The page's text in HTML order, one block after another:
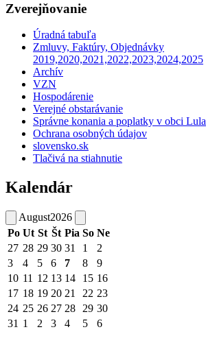
Zverejňovanie
Úradná tabuľa
Zmluvy, Faktúry, Objednávky
2019,2020,2021,2022,2023,2024,2025
Archív
VZN
Hospodárenie
Verejné obstarávanie
Správne konania a poplatky v obci Lula
Ochrana osobných údajov
slovensko.sk
Tlačivá na stiahnutie
Kalendár
August2026
Po Ut St Št Pia So Ne
27 28 29 30 31 1
2
3
4 5 6 7 8
9
10 11 12 13 14 15 16
17 18 19 20 21 22 23
24 25 26 27 28 29 30
31 1 2 3 4 5 6